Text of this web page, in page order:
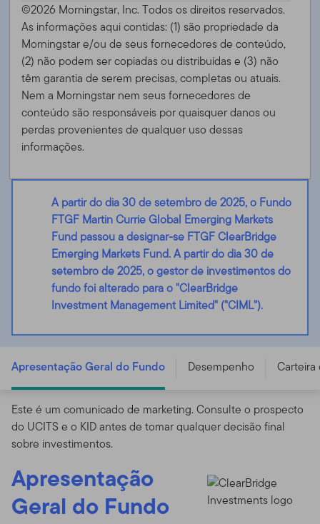
©2026 Morningstar, Inc. Todos os direitos reservados.
As informações aqui contidas: (1) são propriedade da
Morningstar e/ou de seus fornecedores de conteúdo,
(2) não podem ser copiadas ou distribuídas e (3) não
têm garantia de serem precisas, completas ou atuais.
Nem a Morningstar nem seus fornecedores de
conteúdo são responsáveis ​​por quaisquer danos ou
perdas provenientes de qualquer uso dessas
informações.
A partir do dia 30 de setembro de 2025, o Fundo
FTGF Martin Currie Global Emerging Markets
Fund passou a designar-se FTGF ClearBridge
Emerging Markets Fund. A partir do dia 30 de
setembro de 2025, o gestor de investimentos do
fundo foi alterado para o "ClearBridge
Investment Management Limited" ("CIML").
- IE00BF5LJ272
Apresentação Geral do Fundo Desempenho
Este é um comunicado de marketing. Consulte o prospecto
do UCITS e o KID antes de tomar qualquer decisão final
sobre investimentos.
Apresentação
Geral do Fundo